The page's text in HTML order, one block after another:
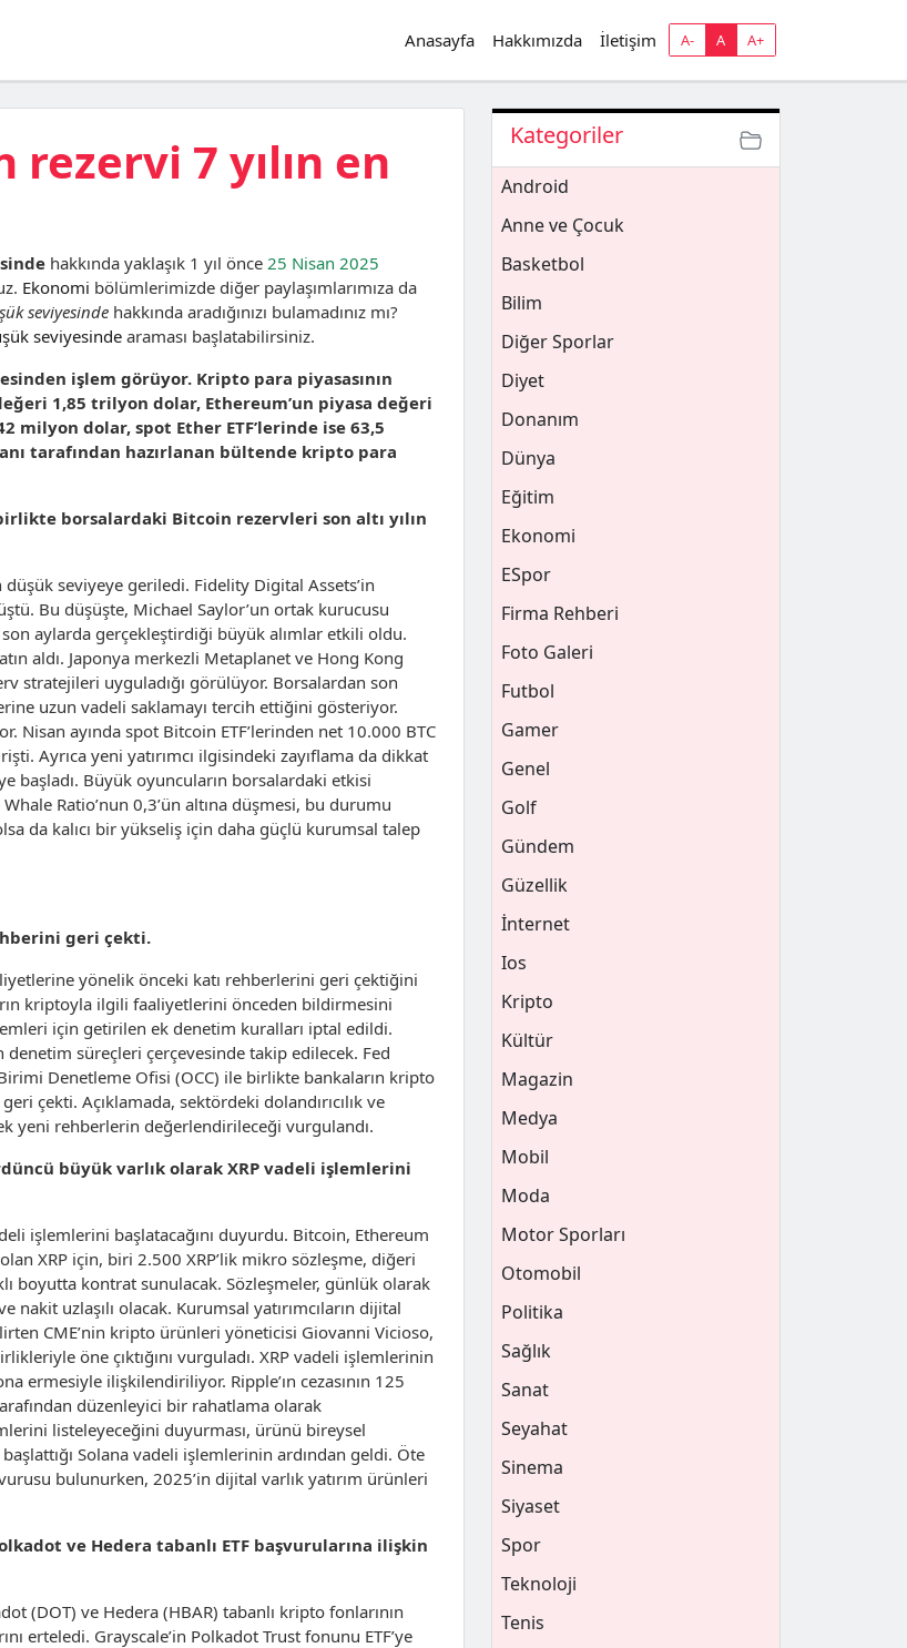
Anasayfa Hakkımızda İletişim A- A A+
7 yılın en
hakkında yaklaşık 1 yıl önce 25 Nisan 2025
Ekonomi bölümlerimizde diğer paylaşımlarımıza da
seviyesinde hakkında aradığınızı bulamadınız mı?
seviyesinde araması başlatabilirsiniz.
işlem görüyor. Kripto para piyasasının
1,85 trilyon dolar, Ethereum’un piyasa değeri
milyon dolar, spot Ether ETF’lerinde ise 63,5
tarafından hazırlanan bültende kripto para
borsalardaki Bitcoin rezervleri son altı yılın
seviyeye geriledi. Fidelity Digital Assets’in
Bu düşüşte, Michael Saylor’un ortak kurucusu
aylarda gerçekleştirdiği büyük alımlar etkili oldu.
aldı. Japonya merkezli Metaplanet ve Hong Kong
stratejileri uyguladığı görülüyor. Borsalardan son
uzun vadeli saklamayı tercih ettiğini gösteriyor.
ayında spot Bitcoin ETF’lerinden net 10.000 BTC
Ayrıca yeni yatırımcı ilgisindeki zayıflama da dikkat
başladı. Büyük oyuncuların borsalardaki etkisi
Ratio’nun 0,3’ün altına düşmesi, bu durumu
da kalıcı bir yükseliş için daha güçlü kurumsal talep
geri çekti.
yönelik önceki katı rehberlerini geri çektiğini
kriptoyla ilgili faaliyetlerini önceden bildirmesini
için getirilen ek denetim kuralları iptal edildi.
süreçleri çerçevesinde takip edilecek. Fed
Denetleme Ofisi (OCC) ile birlikte bankaların kripto
çekti. Açıklamada, sektördeki dolandırıcılık ve
yeni rehberlerin değerlendirileceği vurgulandı.
büyük varlık olarak XRP vadeli işlemlerini
işlemlerini başlatacağını duyurdu. Bitcoin, Ethereum
XRP için, biri 2.500 XRP’lik mikro sözleşme, diğeri
boyutta kontrat sunulacak. Sözleşmeler, günlük olarak
nakit uzlaşılı olacak. Kurumsal yatırımcıların dijital
CME’nin kripto ürünleri yöneticisi Giovanni Vicioso,
öne çıktığını vurguladı. XRP vadeli işlemlerinin
ermesiyle ilişkilendiriliyor. Ripple’ın cezasının 125
düzenleyici bir rahatlama olarak
listeleyeceğini duyurması, ürünü bireysel
başlattığı Solana vadeli işlemlerinin ardından geldi. Öte
bulunurken, 2025’in dijital varlık yatırım ürünleri
ve Hedera tabanlı ETF başvurularına ilişkin
(DOT) ve Hedera (HBAR) tabanlı kripto fonlarının
erteledi. Grayscale’in Polkadot Trust fonunu ETF’ye
Kategoriler
Android
Anne ve Çocuk
Basketbol
Bilim
Diğer Sporlar
Diyet
Donanım
Dünya
Eğitim
Ekonomi
ESpor
Firma Rehberi
Foto Galeri
Futbol
Gamer
Genel
Golf
Gündem
Güzellik
İnternet
Ios
Kripto
Kültür
Magazin
Medya
Mobil
Moda
Motor Sporları
Otomobil
Politika
Sağlık
Sanat
Seyahat
Sinema
Siyaset
Spor
Teknoloji
Tenis